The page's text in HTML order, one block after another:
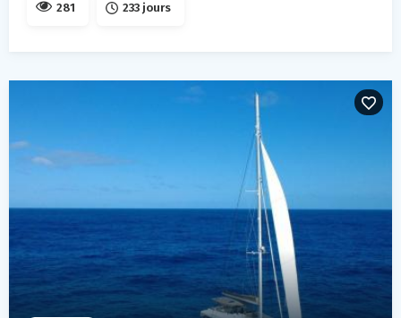
281 233 jours